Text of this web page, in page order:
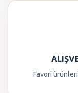
Favori